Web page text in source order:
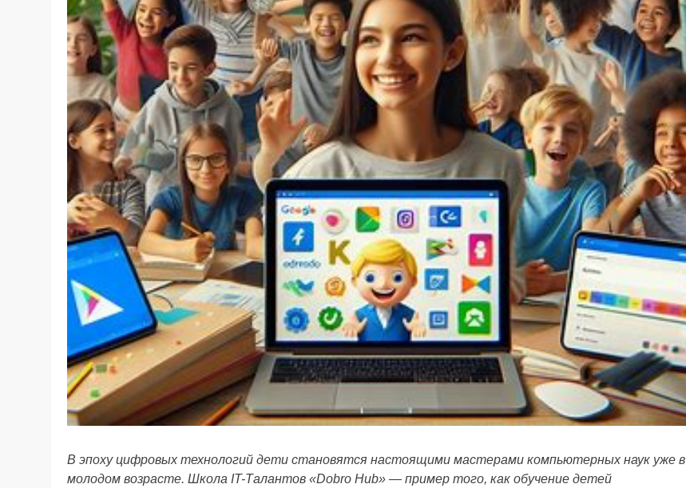
В эпоху цифровых технологий дети становятся настоящими мастерами компьютерных наук уже в
молодом возрасте. Школа IT-Талантов «Dobro Hub» — пример того, как обучение детей